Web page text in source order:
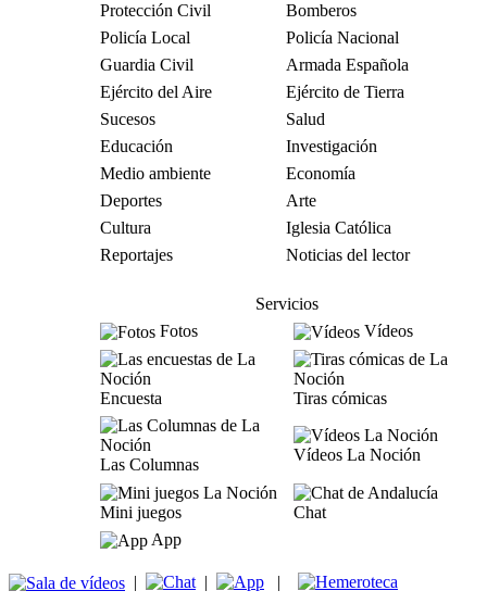
Protección Civil
Bomberos
Policía Local
Policía Nacional
Guardia Civil
Armada Española
Ejército del Aire
Ejército de Tierra
Sucesos
Salud
Educación
Investigación
Medio ambiente
Economía
Deportes
Arte
Cultura
Iglesia Católica
Reportajes
Noticias del lector
Servicios
Fotos
Vídeos
Encuesta Tiras cómicas
Las Columnas
Vídeos La Noción
Mini juegos
Chat
App
| | |